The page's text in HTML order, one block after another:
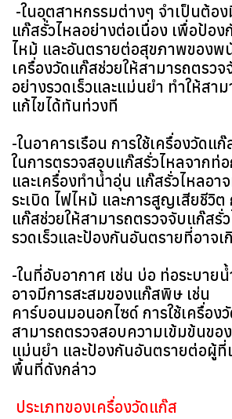
-ในอุตสาหกรรมต่างๆ จำเป็นต้อ
แก๊สรั่วไหลอย่างต่อเนื่อง เพื่อป้อง
ไหม้ และอันตรายต่อสุขภาพของพ
เครื่องวัดแก๊สช่วยให้สามารถตรว
อย่างรวดเร็วและแม่นยำ ทำให้สา
แก้ไขได้ทันท่วงที
-ในอาคารเรือน การใช้เครื่องวัด
ในการตรวจสอบแก๊สรั่วไหลจากท่
และเครื่องทำน้ำอุ่น แก๊สรั่วไหลอา
ระเบิด ไฟไหม้ และการสูญเสียชีวิต
แก๊สช่วยให้สามารถตรวจจับแก๊สรั่
รวดเร็วและป้องกันอันตรายที่อาจเ
-ในที่อับอากาศ เช่น บ่อ ท่อระบาย
อาจมีการสะสมของแก๊สพิษ เช่น
คาร์บอนมอนอกไซด์ การใช้เครื่อง
สามารถตรวจสอบความเข้มข้นขอ
แม่นยำ และป้องกันอันตรายต่อผู้ที่
พื้นที่ดังกล่าว
ประเภทของเครื่องวัดแก๊ส